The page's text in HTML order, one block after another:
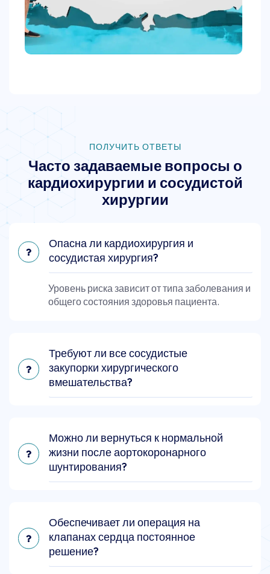
ПОЛУЧИТЬ ОТВЕТЫ
Часто задаваемые вопросы о
кардиохирургии и сосудистой
хирургии
Опасна ли кардиохирургия и
сосудистая хирургия?
Уровень риска зависит от типа заболевания и
общего состояния здоровья пациента.
Требуют ли все сосудистые
закупорки хирургического
вмешательства?
Можно ли вернуться к нормальной
жизни после аортокоронарного
шунтирования?
Обеспечивает ли операция на
клапанах сердца постоянное
решение?